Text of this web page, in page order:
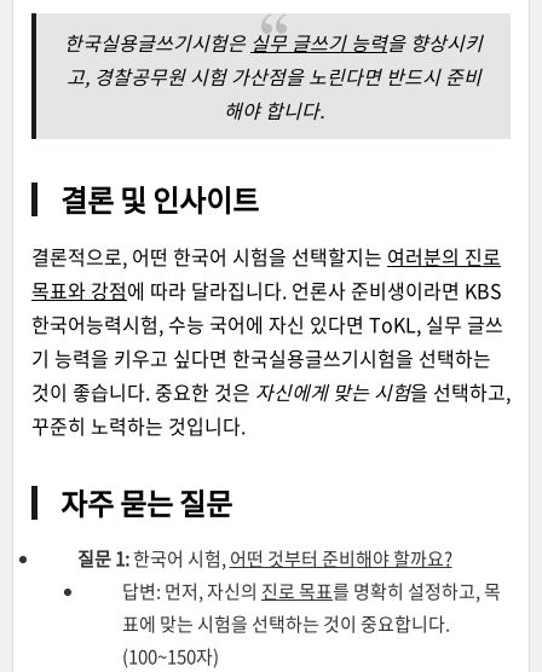
한국실용글쓰기시험은 실무 글쓰기 능력을 향상시키
고, 경찰공무원 시험 가산점을 노린다면 반드시 준비
해야 합니다.
결론 및 인사이트
결론적으로, 어떤 한국어 시험을 선택할지는 여러분의 진로
목표와 강점에 따라 달라집니다. 언론사 준비생이라면 KBS
한국어능력시험, 수능 국어에 자신 있다면 ToKL, 실무 글쓰
기 능력을 키우고 싶다면 한국실용글쓰기시험을 선택하는
것이 좋습니다. 중요한 것은 자신에게 맞는 시험을 선택하고,
꾸준히 노력하는 것입니다.
자주 묻는 질문
질문 1:한국어 시험,어떤 것부터 준비해야 할까요?
답변: 먼저, 자신의 진로 목표를 명확히 설정하고, 목
표에 맞는 시험을 선택하는 것이 중요합니다.
(100~150자)